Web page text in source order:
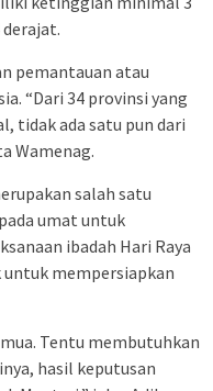
derajat.
pemantauan atau
“Dari 34provinsi yang
, tidakada satu pun dari
Wamenag.
salah satu
umat untuk
ibadah Hari Raya
untuk mempersiapkan
. Tentu membutuhkan
, hasil keputusan